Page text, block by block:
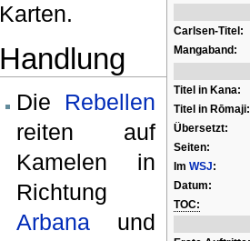
Carlsen-Titel:
Mangaband:
Titel in Kana:
Titel in Rōmaji:
Übersetzt:
Seiten:
Im WSJ:
Datum:
TOC:
Karten.
Handlung
Die Rebellen
reiten auf
Kamelen in
Richtung
Arbanaund